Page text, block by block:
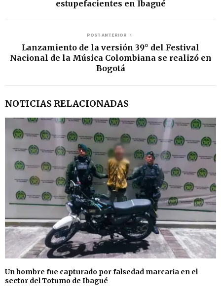
estupefacientes en Ibagué
POST ANTERIOR
Lanzamiento de la versión 39° del Festival
Nacional de la Música Colombiana se realizó en
Bogotá
NOTICIAS RELACIONADAS
Un hombre fue capturado por falsedad marcaria en el
sector del Totumo de Ibagué